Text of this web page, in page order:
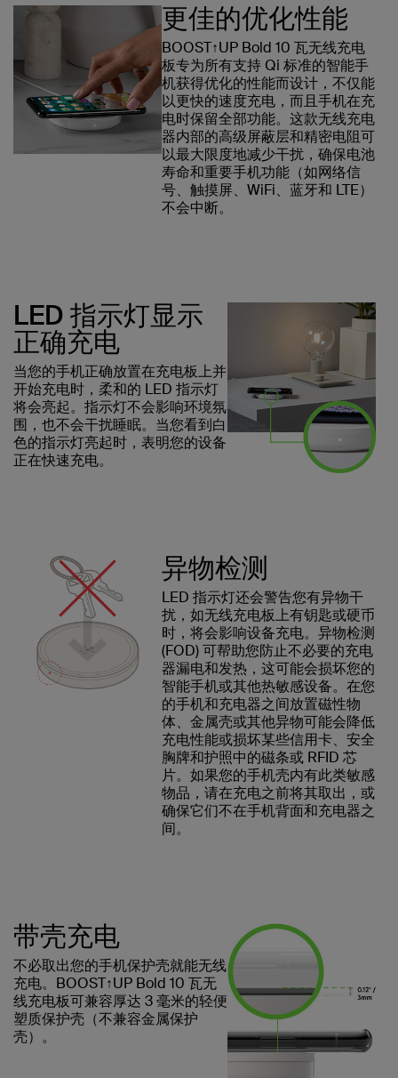
更佳的优化性能
BOOST↑UP Bold 10 瓦无线充电
板专为所有支持 Qi 标准的智能手
机获得优化的性能而设计，不仅能
以更快的速度充电，而且手机在充
电时保留全部功能。这款无线充电
器内部的高级屏蔽层和精密电阻可
以最大限度地减少干扰，确保电池
寿命和重要手机功能（如网络信
号、触摸屏、WiFi、蓝牙和 LTE）
不会中断。
LED 指示灯显示
正确充电
当您的手机正确放置在充电板上并
开始充电时，柔和的 LED 指示灯
将会亮起。指示灯不会影响环境氛
围，也不会干扰睡眠。当您看到白
色的指示灯亮起时，表明您的设备
正在快速充电。
异物检测
LED 指示灯还会警告您有异物干
扰，如无线充电板上有钥匙或硬币
时，将会影响设备充电。异物检测
(FOD) 可帮助您防止不必要的充电
器漏电和发热，这可能会损坏您的
智能手机或其他热敏感设备。在您
的手机和充电器之间放置磁性物
体、金属壳或其他异物可能会降低
充电性能或损坏某些信用卡、安全
胸牌和护照中的磁条或 RFID 芯
片。如果您的手机壳内有此类敏感
物品，请在充电之前将其取出，或
确保它们不在手机背面和充电器之
间。
带壳充电
不必取出您的手机保护壳就能无线
充电。BOOST↑UP Bold 10 瓦无
线充电板可兼容厚达 3 毫米的轻便
塑质保护壳（不兼容金属保护
壳）。